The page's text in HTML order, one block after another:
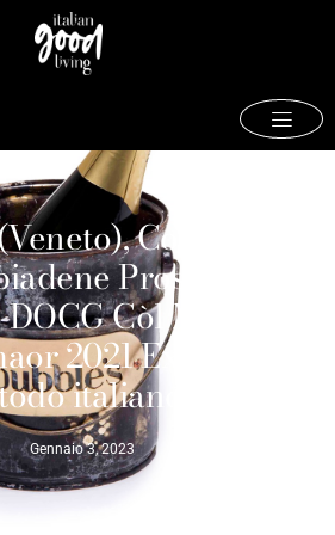
Conegliano
Prosecco
DOCG Còl Miliane
2021 Extra Brut –
italiano
Gennaio 3, 2023